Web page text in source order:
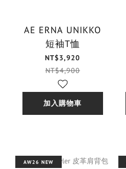
AE ERNA UNIKKO
短袖T恤
NT$3,920
NT$4,900
加入購物車
AW26 NEW